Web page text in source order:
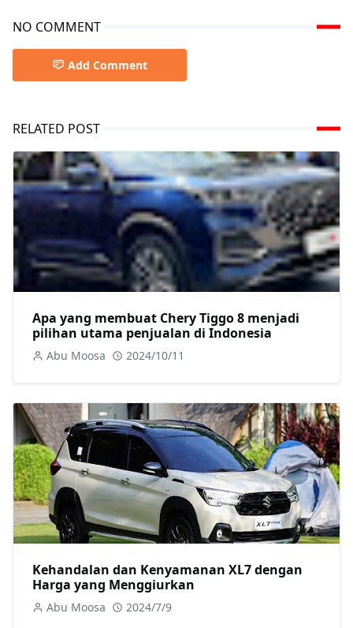
NO COMMENT
Add Comment
RELATED POST
Apa yang membuat Chery Tiggo 8 menjadi
pilihan utama penjualan di Indonesia
Abu Moosa 2024/10/11
Kehandalan dan Kenyamanan XL7 dengan
Harga yang Menggiurkan
Abu Moosa 2024/7/9